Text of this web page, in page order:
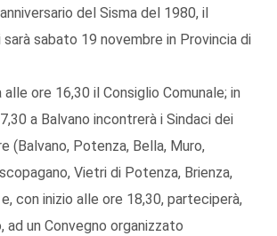
del Sisma del 1980, il
sabato 19 novembre in Provincia di
alle ore 16,30 il Consiglio Comunale; in
a Balvano incontrerà i Sindaci dei
(Balvano, Potenza, Bella, Muro,
Vietri di Potenza, Brienza,
con inizio alle ore 18,30, parteciperà,
ad un Convegno organizzato